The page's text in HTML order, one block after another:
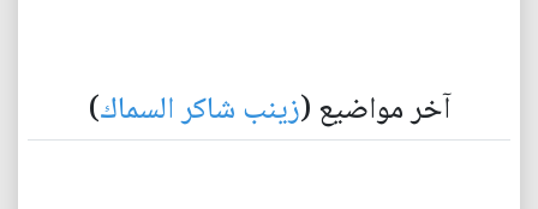
آخر مواضيع (زينب شاكر السماك)